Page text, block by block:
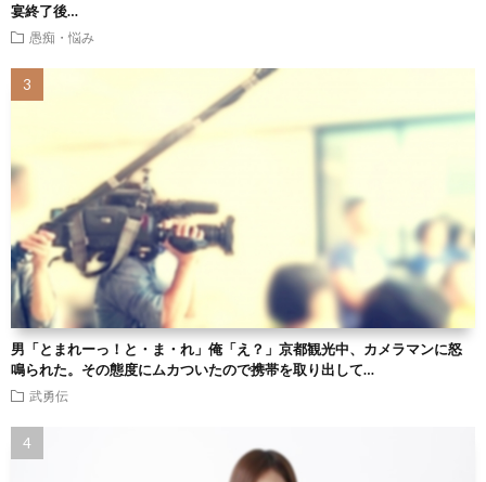
宴終了後…
愚痴・悩み
男「とまれーっ！と・ま・れ」俺「え？」京都観光中、カメラマンに怒
鳴られた。その態度にムカついたので携帯を取り出して…
武勇伝